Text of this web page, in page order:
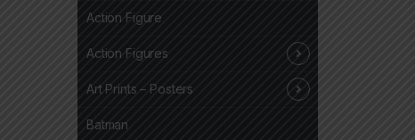
Action Figure
Action Figures
Art Prints – Posters
Batman